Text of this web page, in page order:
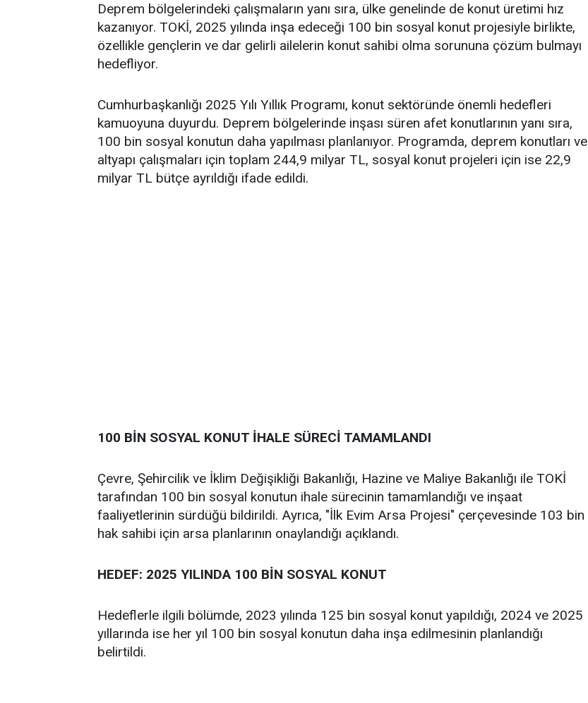
Deprem bölgelerindeki çalışmaların yanı sıra, ülke genelinde de konut üretimi hız
kazanıyor. TOKİ, 2025 yılında inşa edeceği 100 bin sosyal konut projesiyle birlikte,
özellikle gençlerin ve dar gelirli ailelerin konut sahibi olma sorununa çözüm bulmayı
hedefliyor.
Cumhurbaşkanlığı 2025 Yılı Yıllık Programı, konut sektöründe önemli hedefleri
kamuoyuna duyurdu. Deprem bölgelerinde inşası süren afet konutlarının yanı sıra,
100 bin sosyal konutun daha yapılması planlanıyor. Programda, deprem konutları ve
altyapı çalışmaları için toplam 244,9 milyar TL, sosyal konut projeleri için ise 22,9
milyar TL bütçe ayrıldığı ifade edildi.
100 BİN SOSYAL KONUT İHALE SÜRECİ TAMAMLANDI
Çevre, Şehircilik ve İklim Değişikliği Bakanlığı, Hazine ve Maliye Bakanlığı ile TOKİ
tarafından 100 bin sosyal konutun ihale sürecinin tamamlandığı ve inşaat
faaliyetlerinin sürdüğü bildirildi. Ayrıca, "İlk Evim Arsa Projesi" çerçevesinde 103 bin
hak sahibi için arsa planlarının onaylandığı açıklandı.
HEDEF: 2025 YILINDA 100 BİN SOSYAL KONUT
Hedeflerle ilgili bölümde, 2023 yılında 125 bin sosyal konut yapıldığı, 2024 ve 2025
yıllarında ise her yıl 100 bin sosyal konutun daha inşa edilmesinin planlandığı
belirtildi.